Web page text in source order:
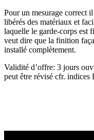
Pour un mesurage correct il
libérés des matériaux et
laquelle le garde-corps est
veut dire que la finition
installé complètement.
Validité d’offre: 3 jours
peut être révisé cfr.